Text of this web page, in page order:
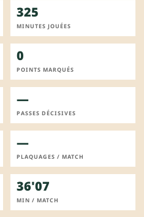
325
MINUTES JOUÉES
0
POINTS MARQUÉS
—
PASSES DÉCISIVES
—
PLAQUAGES / MATCH
36'07
MIN / MATCH